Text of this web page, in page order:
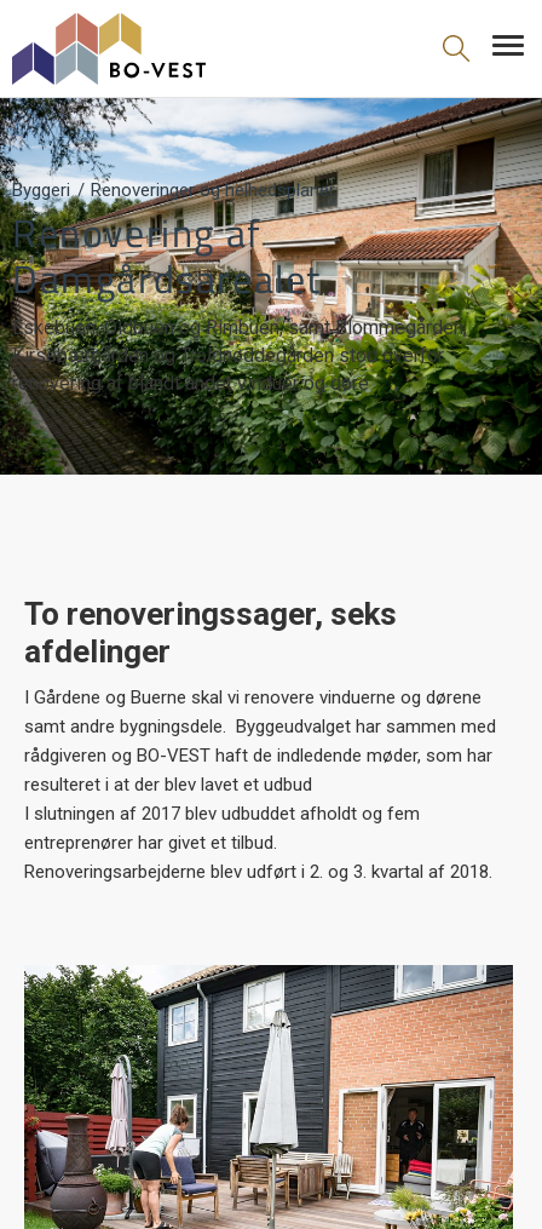
gå til indhold
Byggeri Renoveringer og helhedsplaner
Renovering af
Damgårdsarealet
Eskebuen, Oldbuen og Rimbuen, samt Blommegården,
Kirsebærgården og Troldnøddegården stod overfor
renovering af blandt andet vinduer og døre
To renoveringssager, seks
afdelinger
I Gårdene og Buerne skal vi renovere vinduerne og dørene
samt andre bygningsdele. Byggeudvalget har sammen med
rådgiveren og BO-VEST haft de indledende møder, som har
resulteret i at der blev lavet et udbud
I slutningen af 2017 blev udbuddet afholdt og fem
entreprenører har givet et tilbud.
Renoveringsarbejderne blev udført i 2. og 3. kvartal af 2018.